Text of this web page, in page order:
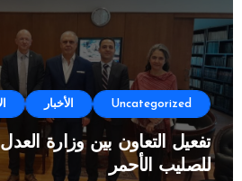
Uncategorized الأخبار
تفعيل التعاون بين وزارة العدل
للصليب الأحمر